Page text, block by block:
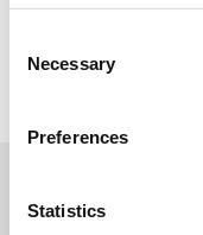
Selection
Necessary
Preferences
Statistics
Trainingsvlucht KLM
Contact